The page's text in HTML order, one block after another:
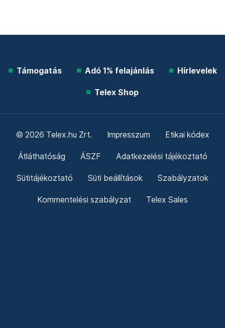
Támogatás Adó 1% felajánlás Hírlevelek
Telex Shop
© 2026 Telex.hu Zrt. Impresszum Etikai kódex
Átláthatóság ÁSZF Adatkezelési tájékoztató
Sütitájékoztató Süti beállítások Szabályzatok
Kommentelési szabályzat Telex Sales